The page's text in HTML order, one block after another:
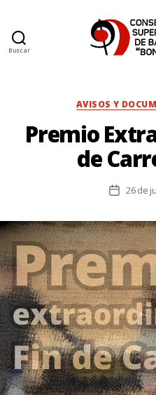
Buscar
AVISOS Y
Premio
de
Fecha
entrada
26 de